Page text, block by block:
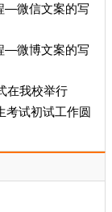
—微信文案的写
—微博文案的写
在我校举行
考试初试工作圆